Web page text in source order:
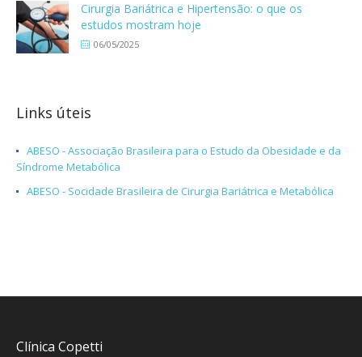
Cirurgia Bariátrica e Hipertensão: o que os
estudos mostram hoje
06/05/2025
Links úteis
ABESO - Associação Brasileira para o Estudo da Obesidade e da
Síndrome Metabólica
ABESO - Socidade Brasileira de Cirurgia Bariátrica e Metabólica
Clínica Copetti